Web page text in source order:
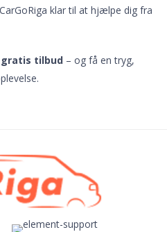
klar til at hjælpe dig fra
tilbud – og få en tryg,